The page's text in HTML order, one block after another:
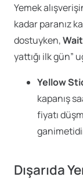
Yemek
kadar paranız
dostuyken,
yattığı ilk gün”
Yellow
kapanış
fiyatı
Dışarıda